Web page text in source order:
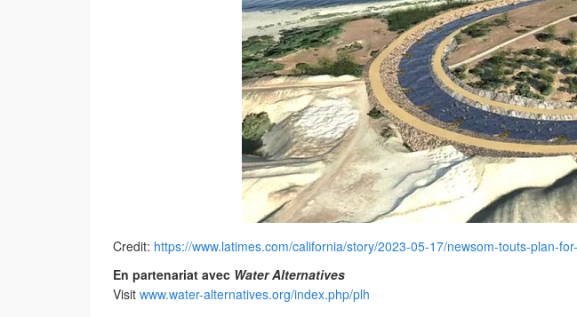
Credit: https://www.latimes.com/california/story/2023-05-17/newsom-touts-plan-
En partenariat avec Water Alternatives
Visit www.water-alternatives.org/index.php/plh